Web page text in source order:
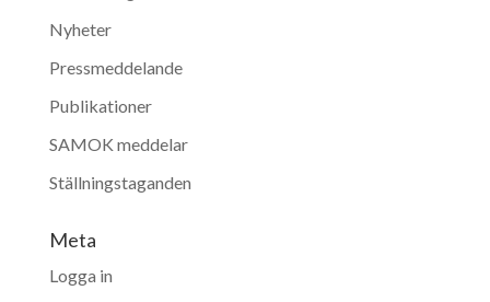
Nyheter
Pressmeddelande
Publikationer
SAMOK meddelar
Ställningstaganden
Meta
Logga in